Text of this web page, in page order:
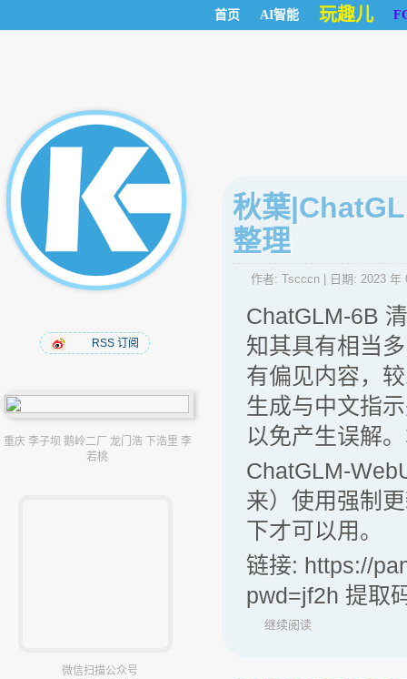
首页 AI智能 玩趣儿
RSS 订阅
重庆 李子坝 鹅岭二厂 龙门浩 下浩里 李
若桃
微信扫描公众号
秋葉
整理
作者: Tscccn | 日期: 2023 年
ChatGLM-6B
知其具有相当
有偏见内容，
生成与中文指
以免产生误解
ChatGLM-
来）使用强制
下才可以用。
链接: https://
pwd=jf2h 提
继续阅读